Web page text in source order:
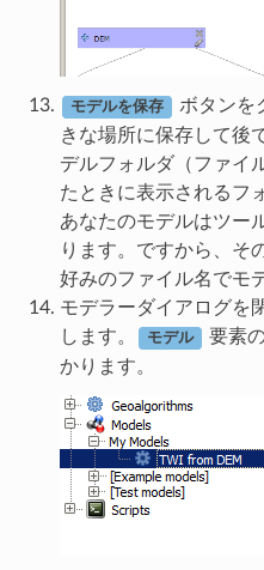
モデルを保存
ボタンを
きな場所に保存して後
デルフォルダ（ファイ
たときに表示されるフ
あなたのモデルはツー
ります。ですから、そ
好みのファイル名でモ
モデラーダイアログを
します。
モデル
要素
かります。